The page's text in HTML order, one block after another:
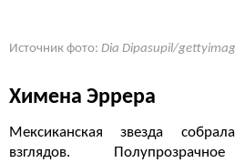
Источник фото: Dia Dipasupil/
Химена Эррера
Мексиканская звезда
взглядов.